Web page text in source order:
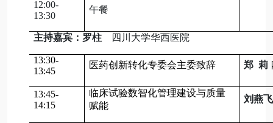
12:00-
13:30
午餐
主持嘉宾：罗柱 四川大学华西医院
13:30-
13:45
医药创新转化专委会主委致辞 郑 莉
13:45-
14:15
临床试验数智化管理建设与质量
赋能
刘燕飞